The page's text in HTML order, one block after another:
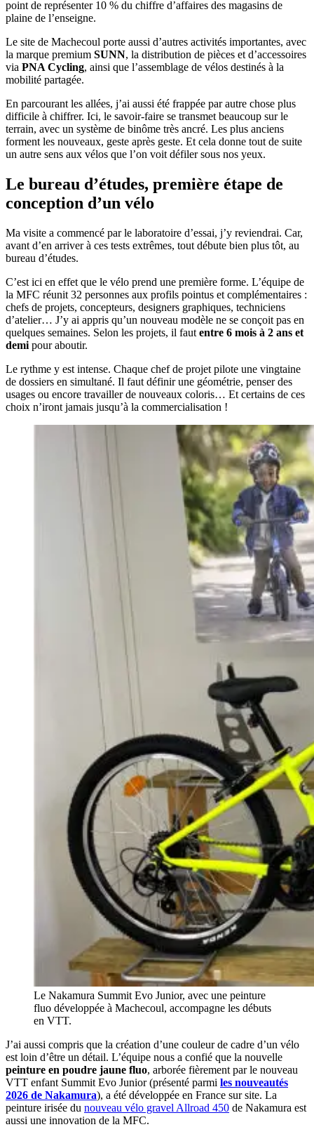
point de représenter 10 % du chiffre d’affaires des magasins de
plaine de l’enseigne.
Le site de Machecoul porte aussi d’autres activités importantes, avec
la marque premium SUNN, la distribution de pièces et d’accessoires
via PNA Cycling, ainsi que l’assemblage de vélos destinés à la
mobilité partagée.
En parcourant les allées, j’ai aussi été frappée par autre chose plus
difficile à chiffrer. Ici, le savoir-faire se transmet beaucoup sur le
terrain, avec un système de binôme très ancré. Les plus anciens
forment les nouveaux, geste après geste. Et cela donne tout de suite
un autre sens aux vélos que l’on voit défiler sous nos yeux.
Le bureau d’études, première étape de
conception d’un vélo
Ma visite a commencé par le laboratoire d’essai, j’y reviendrai. Car,
avant d’en arriver à ces tests extrêmes, tout débute bien plus tôt, au
bureau d’études.
C’est ici en effet que le vélo prend une première forme. L’équipe de
la MFC réunit 32 personnes aux profils pointus et complémentaires :
chefs de projets, concepteurs, designers graphiques, techniciens
d’atelier… J’y ai appris qu’un nouveau modèle ne se conçoit pas en
quelques semaines. Selon les projets, il faut entre 6 mois à 2 ans et
demi pour aboutir.
Le rythme y est intense. Chaque chef de projet pilote une vingtaine
de dossiers en simultané. Il faut définir une géométrie, penser des
usages ou encore travailler de nouveaux coloris… Et certains de ces
choix n’iront jamais jusqu’à la commercialisation !
Le Nakamura Summit Evo Junior, avec une peinture
fluo développée à Machecoul, accompagne les débuts
en VTT.
J’ai aussi compris que la création d’une couleur de cadre d’un vélo
est loin d’être un détail. L’équipe nous a confié que la nouvelle
peinture en poudre jaune fluo, arborée fièrement par le nouveau
VTT enfant Summit Evo Junior (présenté parmi les nouveautés
2026 de Nakamura), a été développée en France sur site. La
peinture irisée du nouveau vélo gravel Allroad 450 de Nakamura est
aussi une innovation de la MFC.